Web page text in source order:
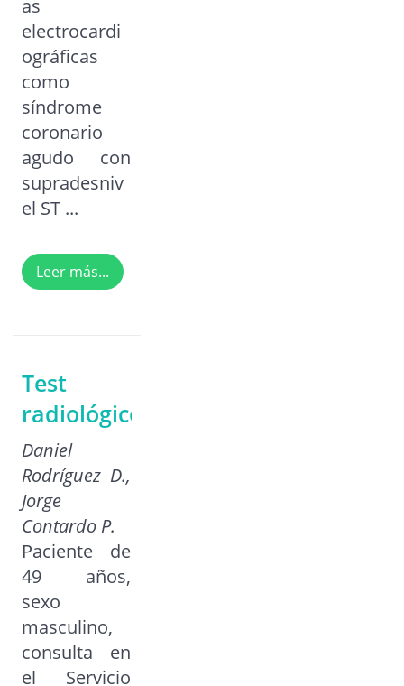
as
electrocardi
ográficas
como
síndrome
coronario
agudo con
supradesniv
el ST ...
Leer más...
Test
radiológico
Daniel
Rodríguez D.,
Jorge
Contardo P.
Paciente de
49 años,
sexo
masculino,
consulta en
el Servicio